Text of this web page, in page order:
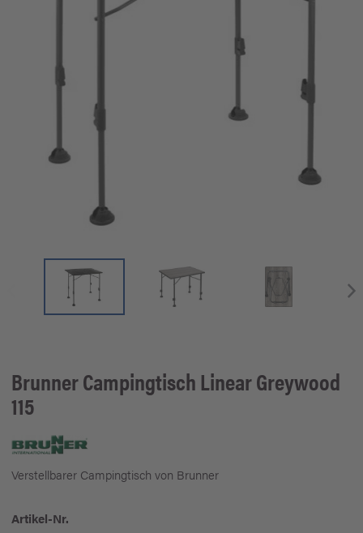
BrunnerCampingtisch Linear Greywood
115
Verstellbarer Campingtisch von Brunner
Artikel-Nr.